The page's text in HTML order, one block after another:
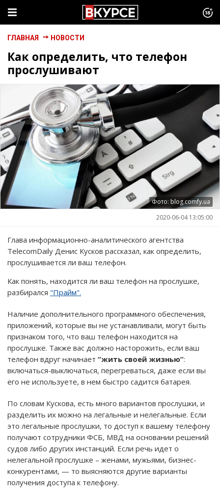
ГЛАВНАЯ НОВОСТИ
Как определить, что телефон
прослушивают
Фото: blog.comfy.ua
2020-06-04 13:05:00
Глава информационно-аналитического агентства
TelecomDaily Денис Кусков рассказал, как определить,
прослушивается ли ваш телефон.
Как понять, находится ли ваш телефон на прослушке,
разбирался "Прайм".
Наличие дополнительного программного обеспечения,
приложений, которые вы не устанавливали, могут быть
признаком того, что ваш телефон находится на
прослушке. Также вас должно насторожить, если ваш
телефон вдруг начинает “жить своей жизнью”:
включаться-выключаться, перегреваться, даже если вы
его не используете, в нем быстро садится батарея.
По словам Кускова, есть много вариантов прослушки, и
разделить их можно на легальные и нелегальные. Если
это легальные прослушки, то доступ к вашему телефону
получают сотрудники ФСБ, МВД на основании решений
судов либо других инстанций. Если речь идет о
нелегальной прослушке – женами, мужьями, бизнес-
конкурентами, — то выясняются другие варианты
получения доступа к телефону.